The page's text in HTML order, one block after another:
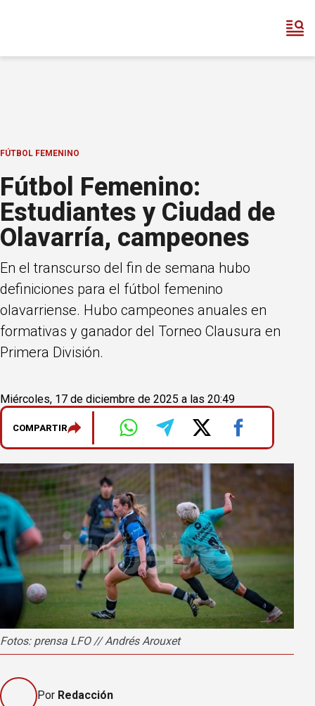
FÚTBOL FEMENINO
Fútbol Femenino:
Estudiantes y Ciudad de
Olavarría, campeones
En el transcurso del fin de semana hubo
definiciones para el fútbol femenino
olavarriense. Hubo campeones anuales en
formativas y ganador del Torneo Clausura en
Primera División.
Miércoles, 17 de diciembre de 2025 a las 20:49
COMPARTIR
Fotos: prensa LFO // Andrés Arouxet
Por Redacción